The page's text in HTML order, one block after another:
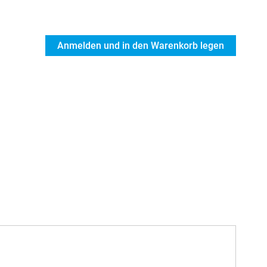
Anmelden und in den Warenkorb legen